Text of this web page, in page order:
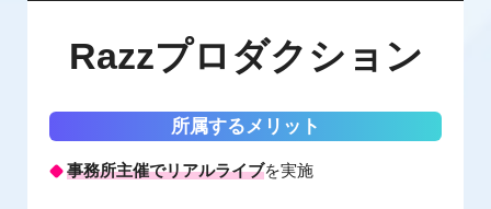
Razzプロダクション
所属するメリット
事務所主催でリアルライブを実施